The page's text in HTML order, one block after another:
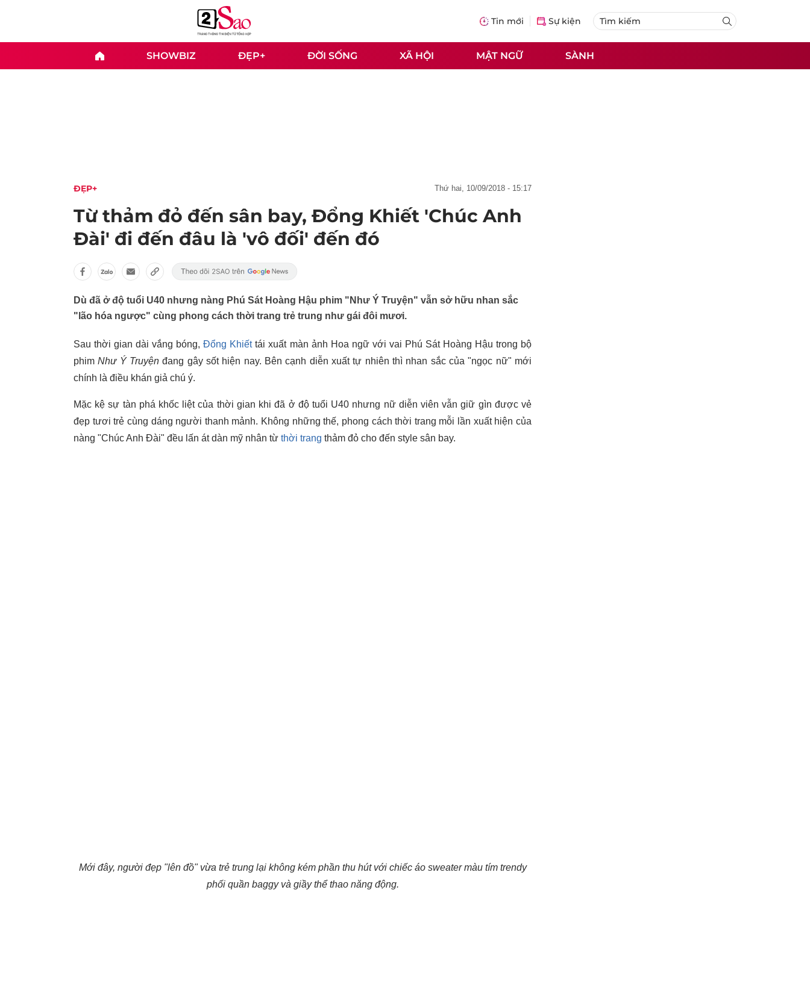
Tin mới Sự kiện
SHOWBIZ ĐẸP+ ĐỜI SỐNG XÃ HỘI MẬT NGỮ SÀNH
ĐẸP+ thứ hai, 10/09/2018 - 15:17
Từ thảm đỏ đến sân bay, Đổng Khiết 'Chúc Anh
Đài' đi đến đâu là 'vô đối' đến đó
Dù đã ở độ tuổi U40 nhưng nàng Phú Sát Hoàng Hậu phim "Như Ý Truyện" vẫn sở hữu nhan sắc
"lão hóa ngược" cùng phong cách thời trang trẻ trung như gái đôi mươi.
Sau thời gian dài vắng bóng,Đổng Khiếttái xuất màn ảnh Hoa ngữ với vai Phú Sát Hoàng Hậu trong bộ
phimNhư Ý Truyện đang gây sốt hiện nay. Bên cạnh diễn xuất tự nhiên thì nhan sắc của "ngọc nữ" mới
chính là điều khán giả chú ý.
Mặc kệ sự tàn phá khốc liệt của thời gian khi đã ở độ tuổi U40 nhưng nữ diễn viên vẫn giữ gìn được vẻ
đẹp tươi trẻ cùng dáng người thanh mảnh. Không những thế, phong cách thời trang mỗi lần xuất hiện của
nàng "Chúc Anh Đài" đều lấn át dàn mỹ nhân từ thời trang thảm đỏ cho đến style sân bay.
Mới đây, người đẹp "lên đồ" vừa trẻ trung lại không kém phần thu hút với chiếc áo sweater màu tím trendy
phối quần baggy và giầy thể thao năng động.